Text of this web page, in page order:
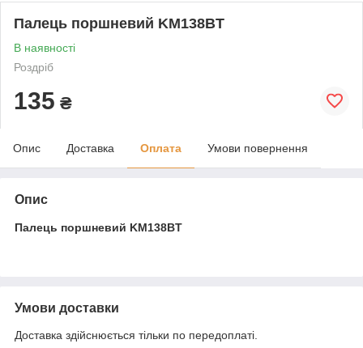
Палець поршневий KM138BT
В наявності
Роздріб
135 ₴
Опис Доставка Оплата Умови повернення
Опис
Палець поршневий KM138BT
Умови доставки
Доставка здійснюється тільки по передоплаті.